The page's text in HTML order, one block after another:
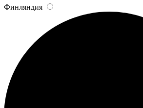
Финляндия